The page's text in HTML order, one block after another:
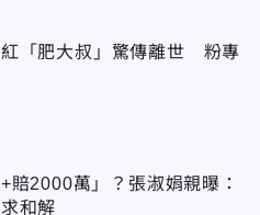
「肥大叔」驚傳離世 粉專
賠2000萬」？張淑娟親曝：
和解